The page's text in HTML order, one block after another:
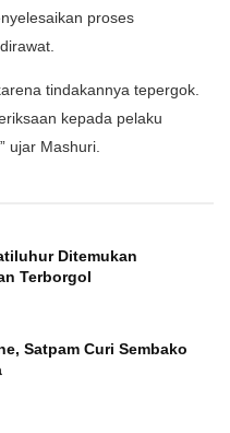
proses
tindakannya tepergok.
kepada pelaku
ujar Mashuri.
Ditemukan
Terborgol
Satpam Curi Sembako